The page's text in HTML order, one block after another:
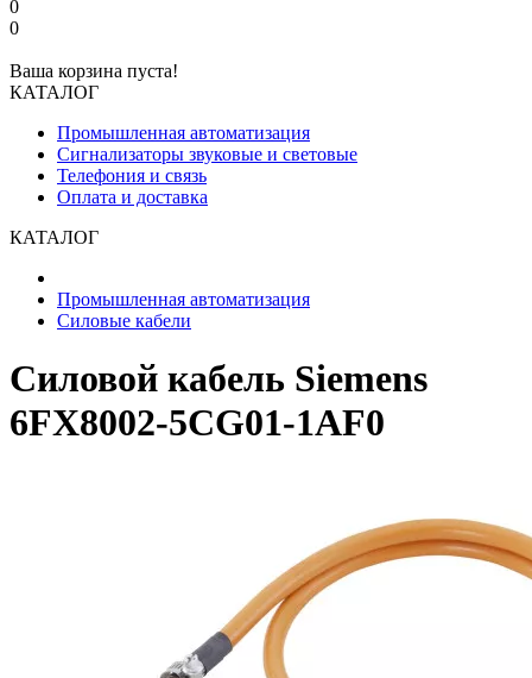
0
0
Ваша корзина пуста!
КАТАЛОГ
Промышленная автоматизация
Сигнализаторы звуковые и световые
Телефония и связь
Оплата и доставка
КАТАЛОГ
Промышленная автоматизация
Силовые кабели
Силовой кабель Siemens
6FX8002-5CG01-1AF0